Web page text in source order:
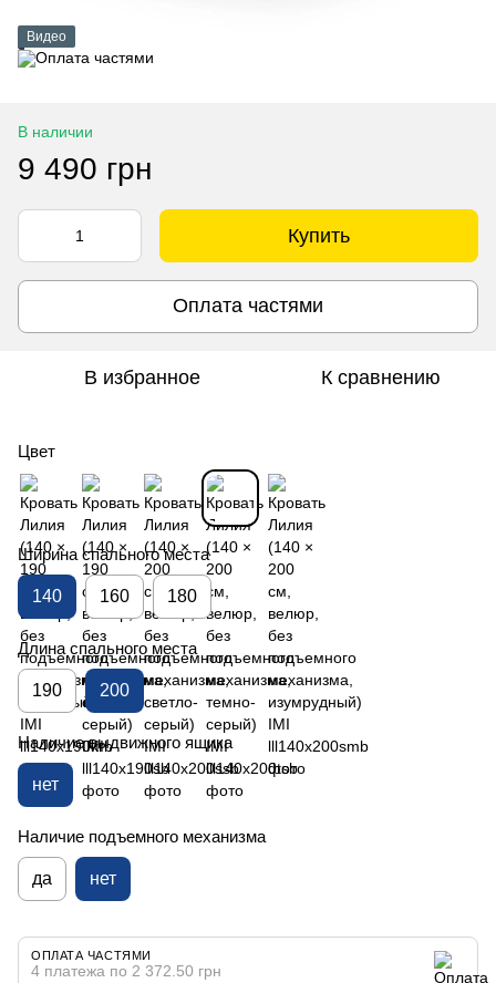
Видео
В наличии
9 490 грн
Купить
Оплата частями
В избранное К сравнению
Цвет
Ширина спального места
140 160 180
Длина спального места
190 200
Наличие выдвижного ящика
нет
Наличие подъемного механизма
да нет
ОПЛАТА ЧАСТЯМИ
4 платежа по 2 372.50 грн